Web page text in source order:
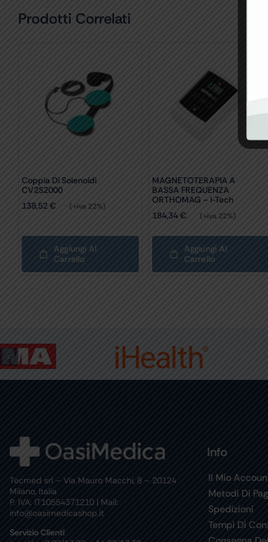
Prodotti Correlati
Coppia Di Solenoidi
CV2S2000
138,52€ (+iva 22%)
Aggiungi Al
Carrello
MAGNETOTERAPIA A
BASSA FREQUENZA
ORTHOMAG – I-Tech
184,34€ (+iva 22%)
Aggiungi Al
Carrello
Tecmed srl – Via Mauro Macchi, 8 – 20124
Milano, Italia
P. IVA: IT10554371210 | Mail:
info@oasimedicashop.it
Servizio Clienti
Info
Il Mio
Metodi Di
Spedizioni
Tempi Di